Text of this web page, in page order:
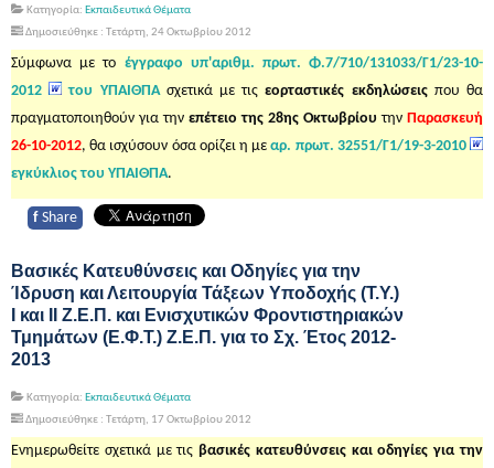
Κατηγορία: Εκπαιδευτικά Θέματα
Δημοσιεύθηκε : Τετάρτη, 24 Οκτωβρίου 2012
Σύμφωνα με το έγγραφο υπ'αριθμ. πρωτ. Φ.7/710/131033/Γ1/23-10-
2012
του ΥΠΑΙΘΠΑσχετικά με τιςεορταστικές εκδηλώσειςπου θα
πραγματοποιηθούν για την επέτειο της 28ης Οκτωβρίου την Παρασκευή
26-10-2012, θα ισχύσουν όσα ορίζει η με αρ. πρωτ. 32551/Γ1/19-3-2010
εγκύκλιος του ΥΠΑΙΘΠΑ.
f Share
Βασικές Κατευθύνσεις και Οδηγίες για την
Ίδρυση και Λειτουργία Τάξεων Υποδοχής (Τ.Υ.)
Ι και ΙΙ Ζ.Ε.Π. και Ενισχυτικών Φροντιστηριακών
Τμημάτων (Ε.Φ.Τ.) Ζ.Ε.Π. για το Σχ. Έτος 2012-
2013
Κατηγορία: Εκπαιδευτικά Θέματα
Δημοσιεύθηκε : Τετάρτη, 17 Οκτωβρίου 2012
Ενημερωθείτε σχετικά με τις βασικές κατευθύνσεις και οδηγίες για την